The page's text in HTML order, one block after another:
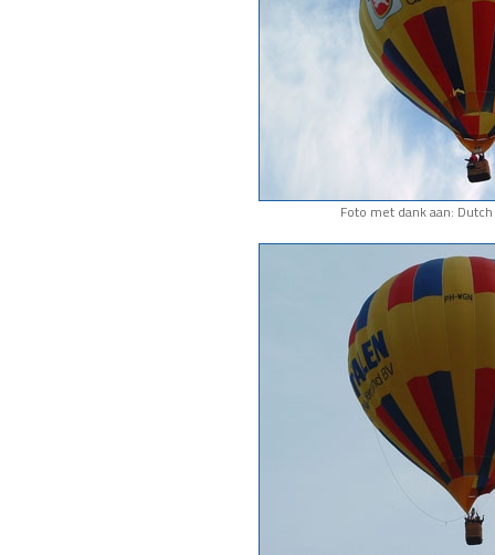
Foto met dank aan: